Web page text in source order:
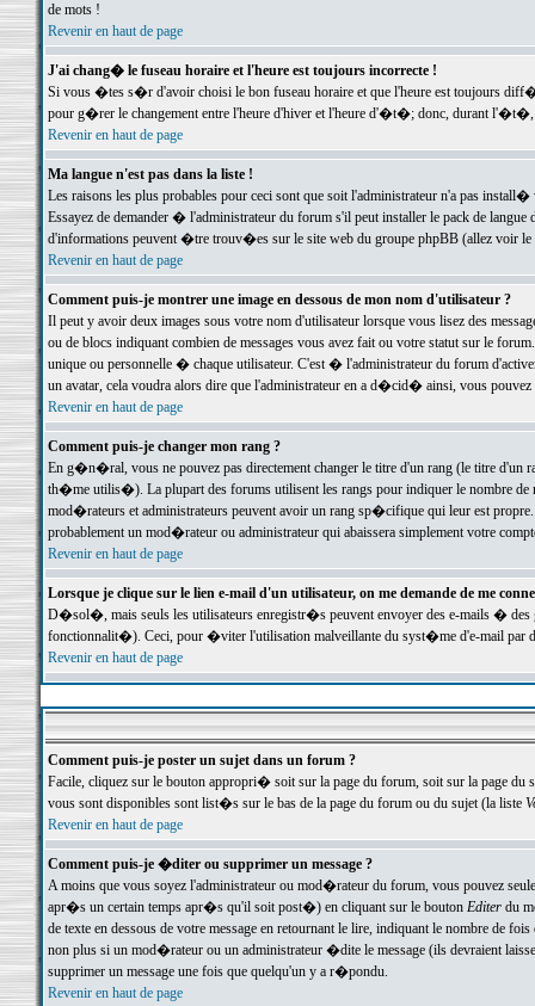
de mots !
Revenir en haut de page
J'ai chang� le fuseau horaire et l'heure est toujours incorrecte !
Si vous �tes s�r d'avoir choisi le bon fuseau horaire et que l'heure est toujours
pour g�rer le changement entre l'heure d'hiver et l'heure d'�t�; donc, durant
Revenir en haut de page
Ma langue n'est pas dans la liste !
Les raisons les plus probables pour ceci sont que soit l'administrateur n'a pas
Essayez de demander � l'administrateur du forum s'il peut installer le pack de
d'informations peuvent �tre trouv�es sur le site web du groupe phpBB (allez voir le
Revenir en haut de page
Comment puis-je montrer une image en dessous de mon nom d'utilisateur ?
Il peut y avoir deux images sous votre nom d'utilisateur lorsque vous lisez des
ou de blocs indiquant combien de messages vous avez fait ou votre statut sur le
unique ou personnelle � chaque utilisateur. C'est � l'administrateur du forum
un avatar, cela voudra alors dire que l'administrateur en a d�cid� ainsi, vous
Revenir en haut de page
Comment puis-je changer mon rang ?
En g�n�ral, vous ne pouvez pas directement changer le titre d'un rang (le titre d'un
th�me utilis�). La plupart des forums utilisent les rangs pour indiquer le nombre de
mod�rateurs et administrateurs peuvent avoir un rang sp�cifique qui leur est
probablement un mod�rateur ou administrateur qui abaissera simplement votre
Revenir en haut de page
Lorsque je clique sur le lien e-mail d'un utilisateur, on me demande de me
D�sol�, mais seuls les utilisateurs enregistr�s peuvent envoyer des e-mails �
fonctionnalit�). Ceci, pour �viter l'utilisation malveillante du syst�me d'e-mail par
Revenir en haut de page
Comment puis-je poster un sujet dans un forum ?
Facile, cliquez sur le bouton appropri� soit sur la page du forum, soit sur la page du
vous sont disponibles sont list�s sur le bas de la page du forum ou du sujet (la liste
Revenir en haut de page
Comment puis-je �diter ou supprimer un message ?
A moins que vous soyez l'administrateur ou mod�rateur du forum, vous pouvez
apr�s un certain temps apr�s qu'il soit post�) en cliquant sur le bouton Editerdu
de texte en dessous de votre message en retournant le lire, indiquant le nombre
non plus si un mod�rateur ou un administrateur �dite le message (ils devraient
supprimer un message une fois que quelqu'un y a r�pondu.
Revenir en haut de page